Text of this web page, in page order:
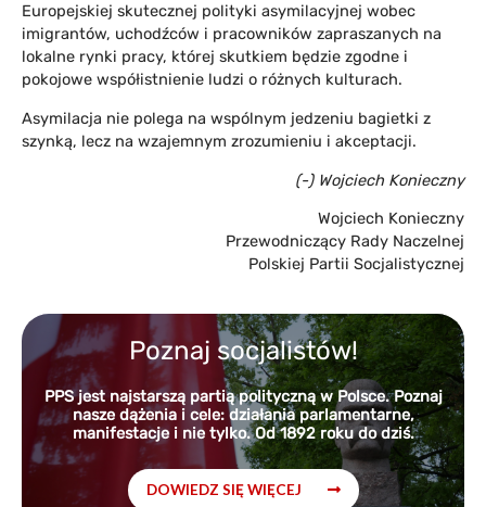
Europejskiej skutecznej polityki asymilacyjnej wobec
imigrantów, uchodźców i pracowników zapraszanych na
lokalne rynki pracy, której skutkiem będzie zgodne i
pokojowe współistnienie ludzi o różnych kulturach.
Asymilacja nie polega na wspólnym jedzeniu bagietki z
szynką, lecz na wzajemnym zrozumieniu i akceptacji.
(-) Wojciech Konieczny
Wojciech Konieczny
Przewodniczący Rady Naczelnej
Polskiej Partii Socjalistycznej
Poznaj socjalistów!
PPS jest najstarszą partią polityczną w Polsce. Poznaj
nasze dążenia i cele: działania parlamentarne,
manifestacje i nie tylko. Od 1892 roku do dziś.
DOWIEDZ SIĘ WIĘCEJ